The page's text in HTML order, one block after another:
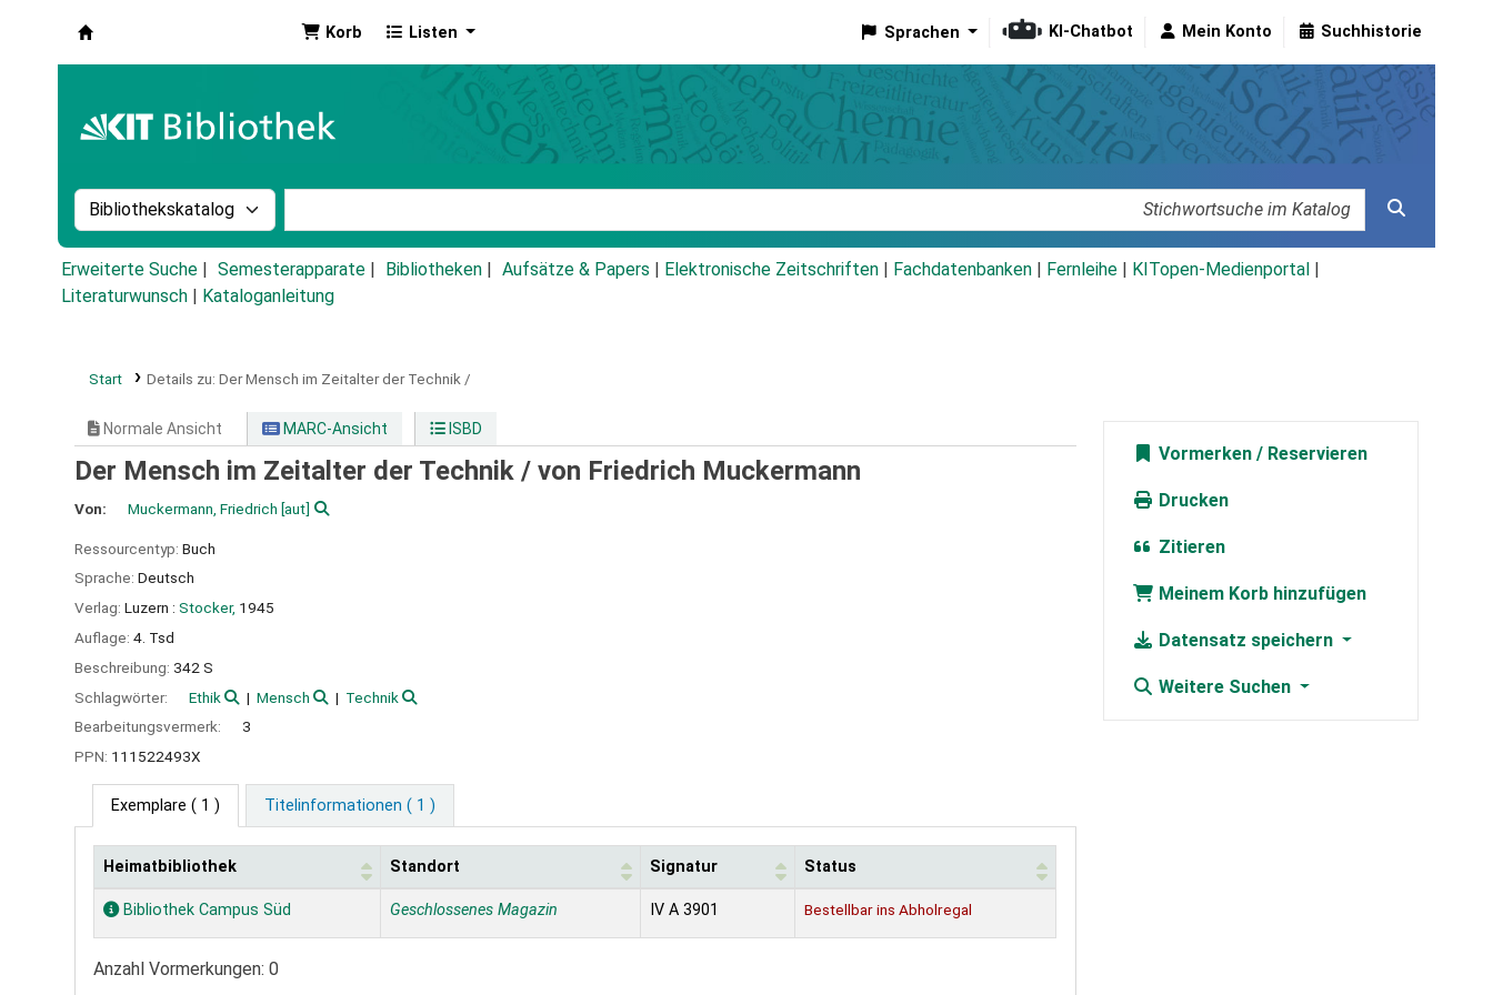
Korb Listen Sprachen KI-Chatbot Mein Konto Suchhistorie
Suche im Katalog nach:
Erweiterte Suche Semesterapparate Bibliotheken Aufsätze & Papers Elektronische Zeitschriften Fachdatenbanken Fernleihe KITopen-Medienportal
Literaturwunsch
Kataloganleitung
Start Details zu: Der Mensch im Zeitalter der Technik /
Normale Ansicht MARC-Ansicht ISBD
Der Mensch im Zeitalter der Technik / von Friedrich Muckermann
Von: Muckermann, Friedrich [aut]
Ressourcentyp: Buch
Sprache: Deutsch
Verlag: Luzern : Stocker, 1945
Auflage: 4. Tsd
Beschreibung: 342 S
Schlagwörter:
Ethik Mensch
Technik
Bearbeitungsvermerk:
3
PPN: 111522493X
Exemplare ( 1 ) Titelinformationen ( 1 )
Exemplare
Heimatbibliothek Standort Signatur Status
Bibliothek Campus Süd Geschlossenes Magazin IV A 3901 Bestellbar ins Abholregal
Anzahl Vormerkungen: 0
Vormerken
Drucken
Zitieren
Meinem Korb hinzufügen
Datensatz speichern
Weitere Suchen